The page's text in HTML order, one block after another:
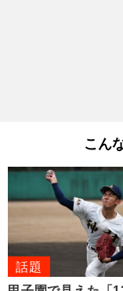
こん
話題